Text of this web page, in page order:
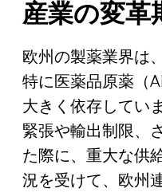
産業の変革
欧州の製薬業界は
特に医薬品原薬（
大きく依存してい
緊張や輸出制限、
た際に、重大な供
況を受けて、欧州